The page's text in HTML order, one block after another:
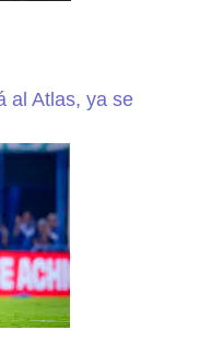
al Atlas, ya se